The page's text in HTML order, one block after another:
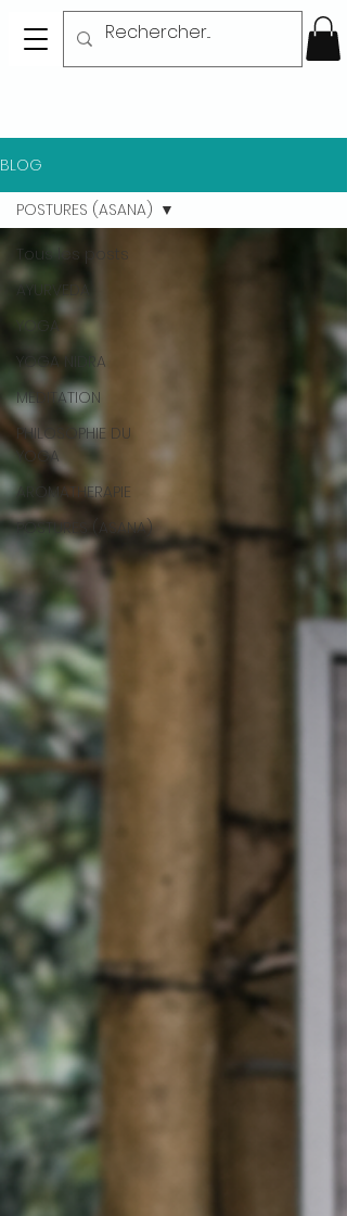
BLOG
Tous les posts
AYURVEDA
YOGA
YOGA NIDRA
MEDITATION
PHILOSOPHIE DU
YOGA
AROMATHERAPIE
POSTURES (ASANA)
POSTURES (ASANA)